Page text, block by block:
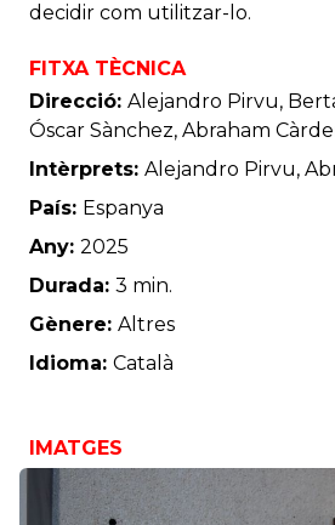
decidir com utilitzar-lo.
FITXA TÈCNICA
Direcció: Alejandro Pirvu,
Óscar Sànchez, Abraham
Intèrprets: Alejandro Pirvu,
País: Espanya
Any: 2025
Durada: 3 min.
Gènere: Altres
Idioma: Català
IMATGES